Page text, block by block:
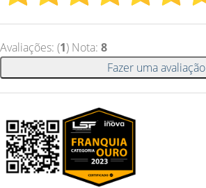
Avaliações: (1) Nota: 8
Fazer uma avaliação